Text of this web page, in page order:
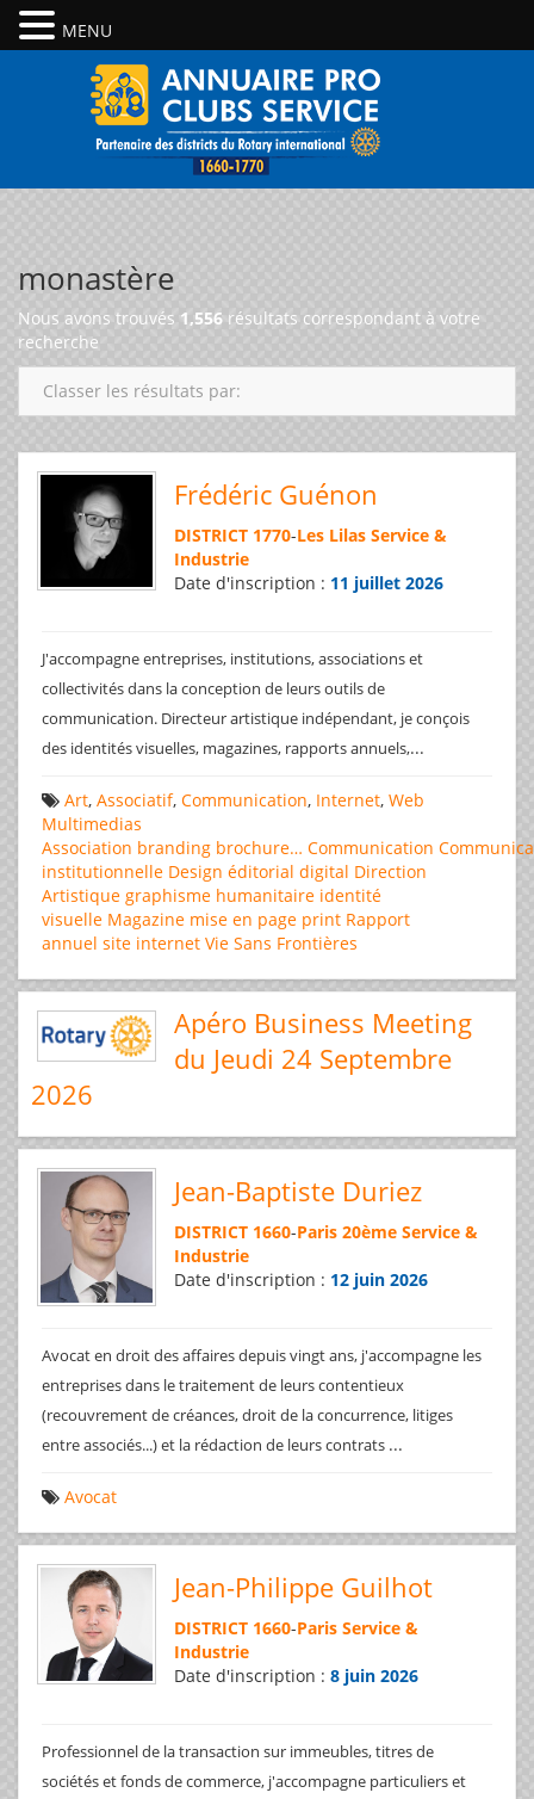
monastère
Nous avons trouvés 1,556 résultats correspondant à votre
recherche
Classer les résultats par:
Frédéric Guénon
DISTRICT 1770-Les Lilas Service &
Industrie
Date d'inscription : 11 juillet 2026
J'accompagne entreprises, institutions, associations et
collectivités dans la conception de leurs outils de
communication. Directeur artistique indépendant, je conçois
des identités visuelles, magazines, rapports annuels,...
Art, Associatif, Communication, Internet, Web
Multimedias
Association branding brochure… Communication
institutionnelle Design éditorial digital Direction
Artistique graphisme humanitaire identité
visuelle Magazine mise en page print Rapport
annuel site internet Vie Sans Frontières
Apéro Business Meeting
du Jeudi 24 Septembre
2026
Jean-Baptiste Duriez
DISTRICT 1660-Paris 20ème Service &
Industrie
Date d'inscription : 12 juin 2026
Avocat en droit des affaires depuis vingt ans, j'accompagne les
entreprises dans le traitement de leurs contentieux
(recouvrement de créances, droit de la concurrence, litiges
entre associés...) et la rédaction de leurs contrats ...
Avocat
Jean-Philippe Guilhot
DISTRICT 1660-Paris Service &
Industrie
Date d'inscription : 8 juin 2026
Professionnel de la transaction sur immeubles, titres de
sociétés et fonds de commerce, j'accompagne particuliers et
MENU